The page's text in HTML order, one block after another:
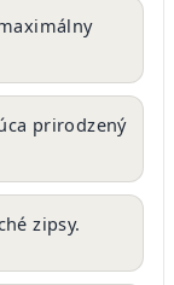
prirodzený
zipsy.